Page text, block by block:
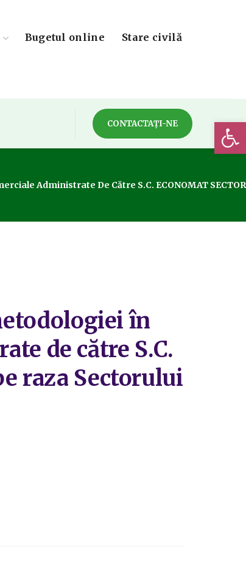
Bugetul online Stare civilă
CONTACTAȚI-NE
Administrate De Către S.C. ECONOMAT
în
de către S.C.
raza Sectorului